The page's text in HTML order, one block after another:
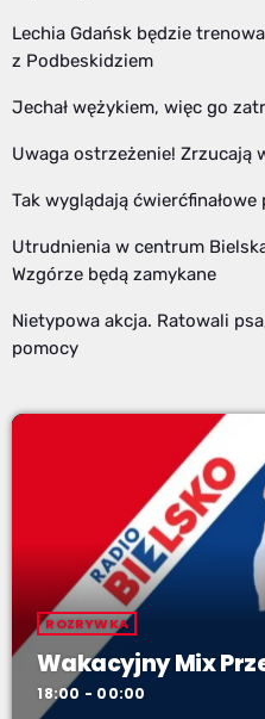
Lechia Gdańsk będzie
z Podbeskidziem
Jechał wężykiem, więc go
Uwaga ostrzeżenie! Zrzucają
Tak wyglądają
Utrudnienia w centrum
Wzgórze będą zamykane
Nietypowa akcja. Ratowali
pomocy
ROZRYWKA
Wakacyjny Mix
18:00 - 00:00